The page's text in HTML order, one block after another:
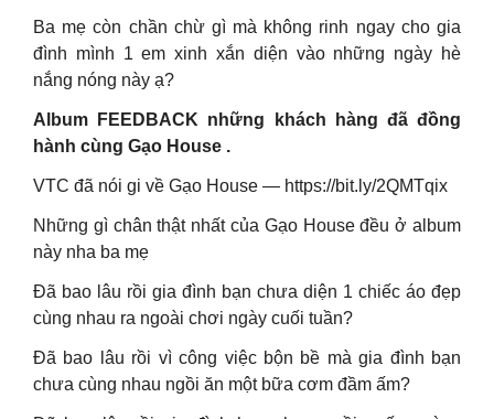
Ba mẹ còn chần chừ gì mà không rinh ngay cho gia
đình mình 1 em xinh xắn diện vào những ngày hè
nắng nóng này ạ?
Album FEEDBACK những khách hàng đã đồng
hành cùng Gạo House .
VTC đã nói gi về Gạo House — https://bit.ly/2QMTqix
Những gì chân thật nhất của Gạo House đều ở album
này nha ba mẹ
Đã bao lâu rồi gia đình bạn chưa diện 1 chiếc áo đẹp
cùng nhau ra ngoài chơi ngày cuối tuần?
Đã bao lâu rồi vì công việc bộn bề mà gia đình bạn
chưa cùng nhau ngồi ăn một bữa cơm đầm ấm?